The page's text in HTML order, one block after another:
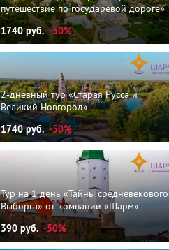
путешествие по государевой дороге»
1740руб. -50%
2-дневный тур «Старая Русса и
Великий Новгород»
1740руб. -50%
Тур на 1 день «Тайны средневекового
Выборга» от компании «Шарм»
390 руб. -50%